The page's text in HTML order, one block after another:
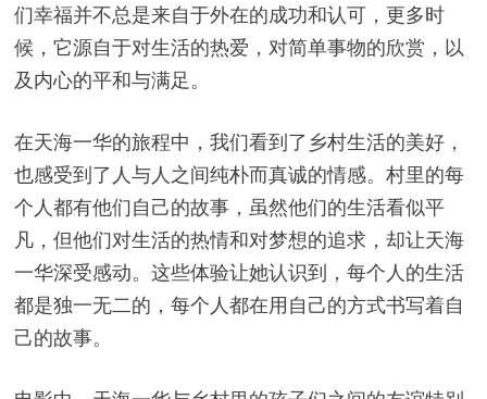
们幸福并不总是来自于外在的成功和认可，更多时
候，它源自于对生活的热爱，对简单事物的欣赏，以
及内心的平和与满足。
在天海一华的旅程中，我们看到了乡村生活的美好，
也感受到了人与人之间纯朴而真诚的情感。村里的每
个人都有他们自己的故事，虽然他们的生活看似平
凡，但他们对生活的热情和对梦想的追求，却让天海
一华深受感动。这些体验让她认识到，每个人的生活
都是独一无二的，每个人都在用自己的方式书写着自
己的故事。